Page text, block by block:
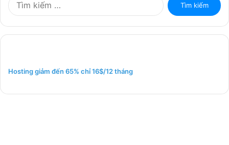
o
Hosting giảm đến 65% chỉ 16$/12 tháng